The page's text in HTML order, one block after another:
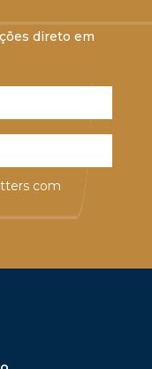
direto em
com